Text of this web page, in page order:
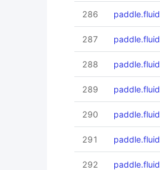
286
287
288
289
290
291
292